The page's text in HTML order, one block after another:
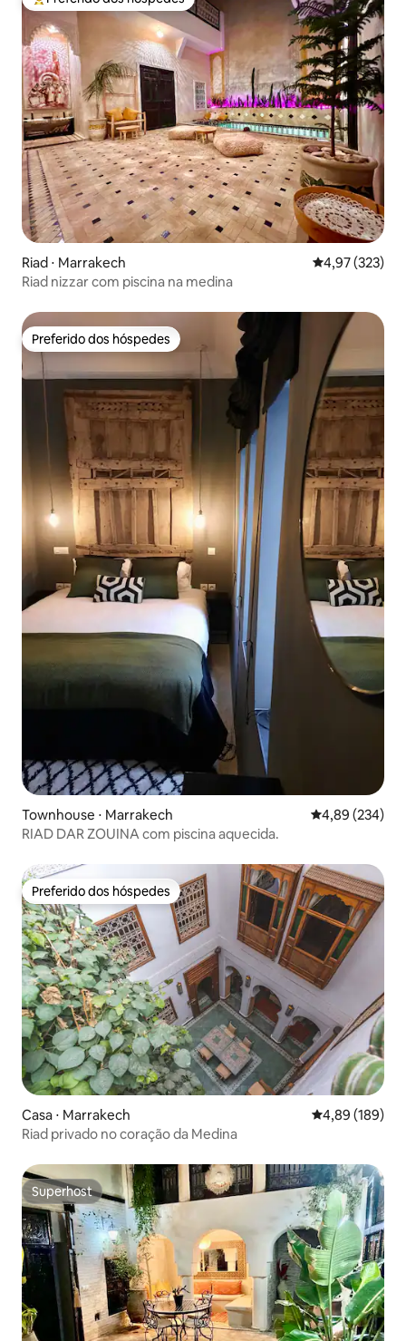
Entre os melhores preferidos dos hóspedes
Riad ⋅ Marrakech 4,97 de uma
4,97 (323)
Riad nizzar com piscina na medina
Preferido dos hóspedes
Preferido dos hóspedes
Townhouse ⋅ Marrakech 4,89 de uma
4,89 (234)
RIAD DAR ZOUINA com piscina aquecida.
Preferido dos hóspedes
Preferido dos hóspedes
Casa ⋅ Marrakech 4,89 de uma
4,89 (189)
Riad privado no coração da Medina
Superhost
Superhost